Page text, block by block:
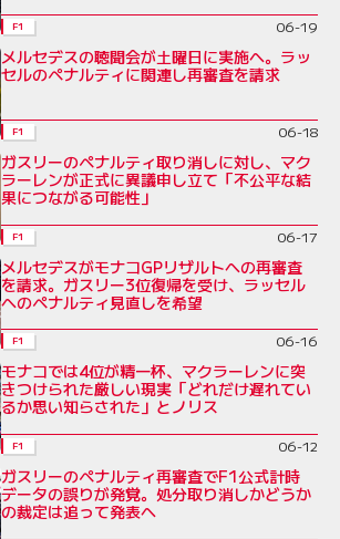
F1 06-19
メルセデスの聴聞会が土曜日に実施へ。ラッ
セルのペナルティに関連し再審査を請求
F1 06-18
ガスリーのペナルティ取り消しに対し、マク
ラーレンが正式に異議申し立て「不公平な結
果につながる可能性」
F1 06-17
メルセデスがモナコGPリザルトへの再審査
を請求。ガスリー3位復帰を受け、ラッセル
へのペナルティ見直しを希望
F1 06-16
モナコでは4位が精一杯、マクラーレンに突
きつけられた厳しい現実「どれだけ遅れてい
るか思い知らされた」とノリス
F1 06-12
ガスリーのペナルティ再審査でF1公式計時
データの誤りが発覚。処分取り消しかどうか
の裁定は追って発表へ